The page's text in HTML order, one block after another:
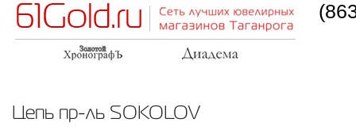
Цепь пр-ль SOKOLOV